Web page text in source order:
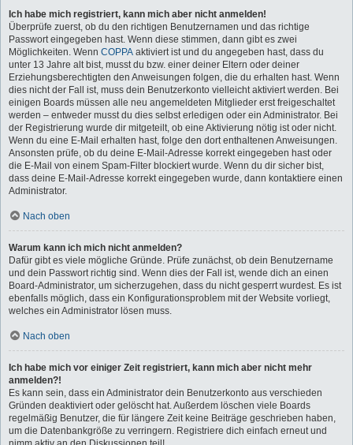
Ich habe mich registriert, kann mich aber nicht anmelden!
Überprüfe zuerst, ob du den richtigen Benutzernamen und das richtige
Passwort eingegeben hast. Wenn diese stimmen, dann gibt es zwei
Möglichkeiten. Wenn COPPA aktiviert ist und du angegeben hast, dass du
unter 13 Jahre alt bist, musst du bzw. einer deiner Eltern oder deiner
Erziehungsberechtigten den Anweisungen folgen, die du erhalten hast. Wenn
dies nicht der Fall ist, muss dein Benutzerkonto vielleicht aktiviert werden. Bei
einigen Boards müssen alle neu angemeldeten Mitglieder erst freigeschaltet
werden – entweder musst du dies selbst erledigen oder ein Administrator. Bei
der Registrierung wurde dir mitgeteilt, ob eine Aktivierung nötig ist oder nicht.
Wenn du eine E-Mail erhalten hast, folge den dort enthaltenen Anweisungen.
Ansonsten prüfe, ob du deine E-Mail-Adresse korrekt eingegeben hast oder
die E-Mail von einem Spam-Filter blockiert wurde. Wenn du dir sicher bist,
dass deine E-Mail-Adresse korrekt eingegeben wurde, dann kontaktiere einen
Administrator.
Nach oben
Warum kann ich mich nicht anmelden?
Dafür gibt es viele mögliche Gründe. Prüfe zunächst, ob dein Benutzername
und dein Passwort richtig sind. Wenn dies der Fall ist, wende dich an einen
Board-Administrator, um sicherzugehen, dass du nicht gesperrt wurdest. Es ist
ebenfalls möglich, dass ein Konfigurationsproblem mit der Website vorliegt,
welches ein Administrator lösen muss.
Nach oben
Ich habe mich vor einiger Zeit registriert, kann mich aber nicht mehr
anmelden?!
Es kann sein, dass ein Administrator dein Benutzerkonto aus verschieden
Gründen deaktiviert oder gelöscht hat. Außerdem löschen viele Boards
regelmäßig Benutzer, die für längere Zeit keine Beiträge geschrieben haben,
um die Datenbankgröße zu verringern. Registriere dich einfach erneut und